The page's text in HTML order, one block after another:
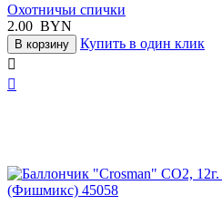
Охотничьи спички
2.00 BYN
В корзину
Купить в один клик

